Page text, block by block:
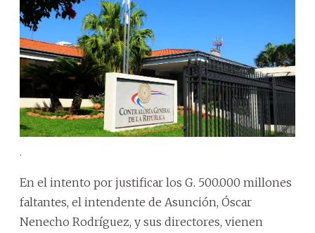
.
En el intento por justificar los G. 500.000 millones
faltantes, el intendente de Asunción, Óscar
Nenecho Rodríguez, y sus directores, vienen